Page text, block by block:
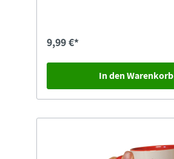
9,99 €*
In den Warenkorb